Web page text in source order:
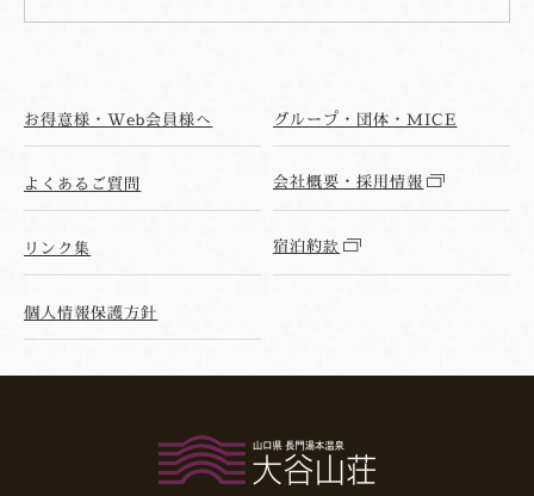
お得意様・Web会員様へ グループ・団体・MICE
よくあるご質問 会社概要・採用情報
リンク集 宿泊約款
個人情報保護方針